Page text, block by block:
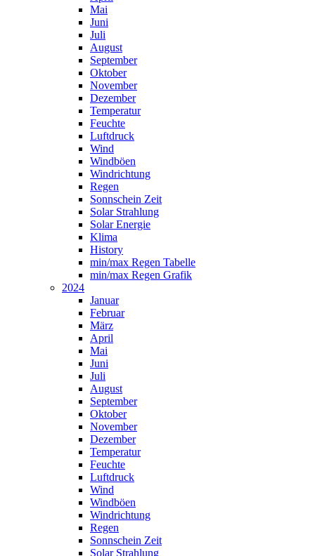
Mai
Juni
Juli
August
September
Oktober
November
Dezember
Temperatur
Feuchte
Luftdruck
Wind
Windböen
Windrichtung
Regen
Sonnschein Zeit
Solar Strahlung
Solar Energie
Klima
History
min/max Regen Tabelle
min/max Regen Grafik
2024
Januar
Februar
März
April
Mai
Juni
Juli
August
September
Oktober
November
Dezember
Temperatur
Feuchte
Luftdruck
Wind
Windböen
Windrichtung
Regen
Sonnschein Zeit
Solar Strahlung